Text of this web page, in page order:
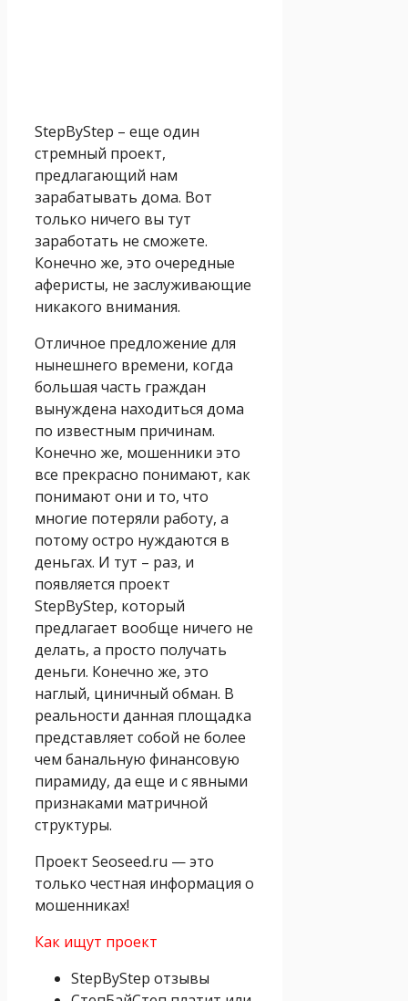
StepByStep – еще один
стремный проект,
предлагающий нам
зарабатывать дома. Вот
только ничего вы тут
заработать не сможете.
Конечно же, это очередные
аферисты, не заслуживающие
никакого внимания.
Отличное предложение для
нынешнего времени, когда
большая часть граждан
вынуждена находиться дома
по известным причинам.
Конечно же, мошенники это
все прекрасно понимают, как
понимают они и то, что
многие потеряли работу, а
потому остро нуждаются в
деньгах. И тут – раз, и
появляется проект
StepByStep, который
предлагает вообще ничего не
делать, а просто получать
деньги. Конечно же, это
наглый, циничный обман. В
реальности данная площадка
представляет собой не более
чем банальную финансовую
пирамиду, да еще и с явными
признаками матричной
структуры.
Проект Seoseed.ru — это
только честная информация о
мошенниках!
Как ищут проект
StepByStep отзывы